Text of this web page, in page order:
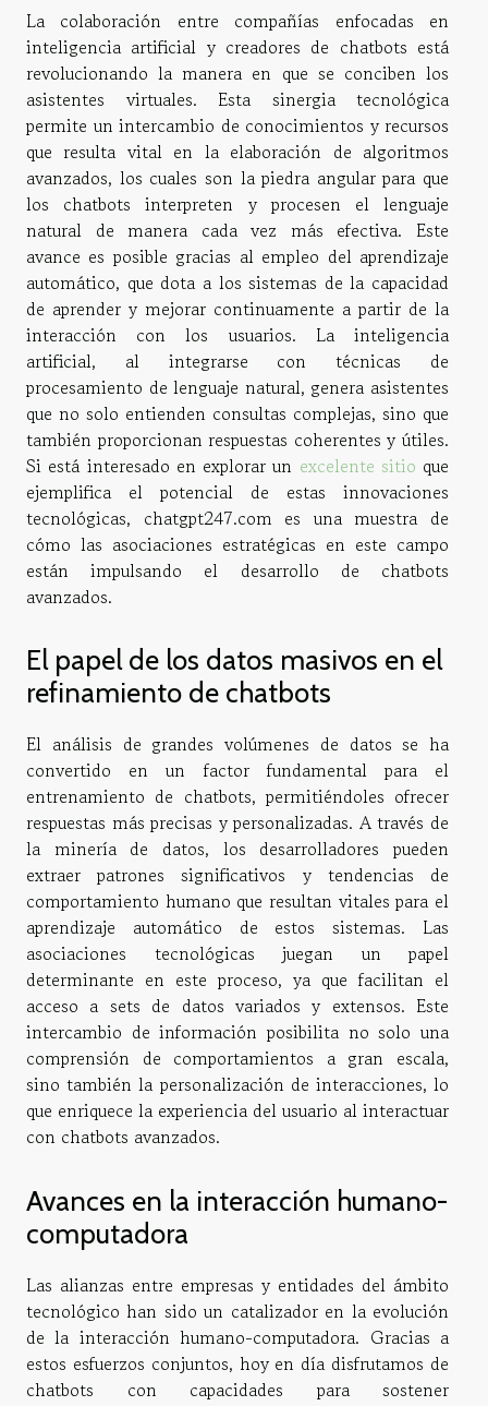
La colaboración entre compañías enfocadas en
inteligencia artificial y creadores de chatbots está
revolucionando la manera en que se conciben los
asistentes virtuales. Esta sinergia tecnológica
permite un intercambio de conocimientos y recursos
que resulta vital en la elaboración de algoritmos
avanzados, los cuales son la piedra angular para que
los chatbots interpreten y procesen el lenguaje
natural de manera cada vez más efectiva. Este
avance es posible gracias al empleo del aprendizaje
automático, que dota a los sistemas de la capacidad
de aprender y mejorar continuamente a partir de la
interacción con los usuarios. La inteligencia
artificial, al integrarse con técnicas de
procesamiento de lenguaje natural, genera asistentes
que no solo entienden consultas complejas, sino que
también proporcionan respuestas coherentes y útiles.
Si está interesado en explorar un excelente sitio que
ejemplifica el potencial de estas innovaciones
tecnológicas, chatgpt247.com es una muestra de
cómo las asociaciones estratégicas en este campo
están impulsando el desarrollo de chatbots
avanzados.
El papel de los datos masivos en el
refinamiento de chatbots
El análisis de grandes volúmenes de datos se ha
convertido en un factor fundamental para el
entrenamiento de chatbots, permitiéndoles ofrecer
respuestas más precisas y personalizadas. A través de
la minería de datos, los desarrolladores pueden
extraer patrones significativos y tendencias de
comportamiento humano que resultan vitales para el
aprendizaje automático de estos sistemas. Las
asociaciones tecnológicas juegan un papel
determinante en este proceso, ya que facilitan el
acceso a sets de datos variados y extensos. Este
intercambio de información posibilita no solo una
comprensión de comportamientos a gran escala,
sino también la personalización de interacciones, lo
que enriquece la experiencia del usuario al interactuar
con chatbots avanzados.
Avances en la interacción humano-
computadora
Las alianzas entre empresas y entidades del ámbito
tecnológico han sido un catalizador en la evolución
de la interacción humano-computadora. Gracias a
estos esfuerzos conjuntos, hoy en día disfrutamos de
chatbots con capacidades para sostener